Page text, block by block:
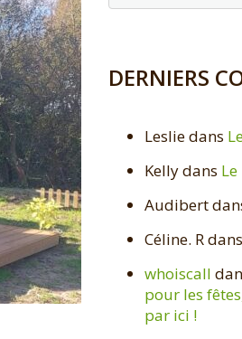
DERNIERS
Lesliedans
Kellydans
Audibert
Céline. Rdans
whoiscall
pour les
par ici !